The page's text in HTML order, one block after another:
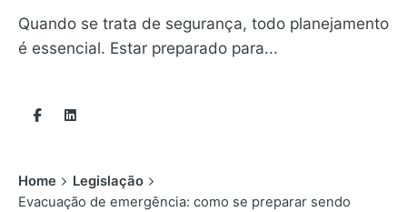
Quando se trata de segurança, todo planejamento
é essencial. Estar preparado para...
Home
Legislação
Evacuação de emergência: como se preparar sendo